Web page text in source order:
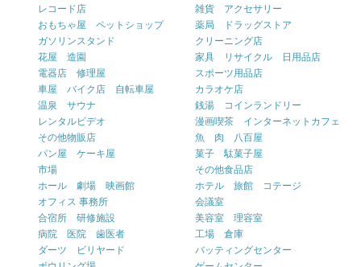
レコード店
雑貨 アクセサリー
おもちゃ屋 ペットショップ
薬局 ドラッグストア
ガソリンスタンド
クリーニング店
花屋 造園
家具 リサイクル 日用品店
電器店 修理屋
スポーツ用品店
車屋 バイク店 自転車屋
カラオケ店
温泉 サウナ
銭湯 コインランドリー
レンタルビデオ
漫画喫茶 インターネットカフェ
その他物販店
魚 肉 八百屋
パン屋 ケーキ屋
菓子 駄菓子屋
市場
その他食品店
ホール 劇場 映画館
ホテル 旅館 コテージ
オフィス 事務所
会議室
合宿所 研修施設
美容室 理容室
病院 医院 歯医者
工場 倉庫
ダーツ ビリヤード
バッティングセンター